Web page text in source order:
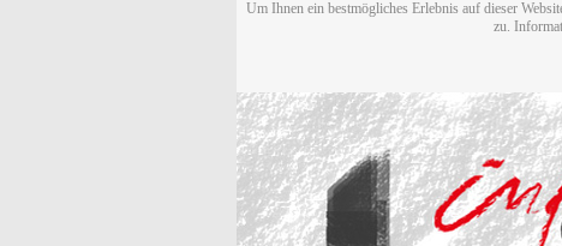
Um Ihnen ein bestmögliches Erlebnis auf dieser
zu.